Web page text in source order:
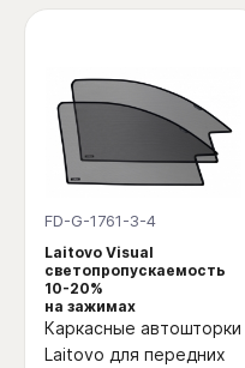
FD-G-1761-3-4
Laitovo Visual
светопропускаемость
10-20%
на зажимах
Каркасные автошторки
Laitovo для передних